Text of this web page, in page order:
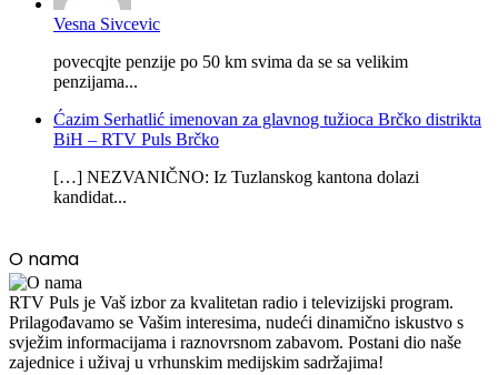
Vesna Sivcevic
povecqjte penzije po 50 km svima da se sa velikim
penzijama...
Ćazim Serhatlić imenovan za glavnog tužioca Brčko distrikta
BiH – RTV Puls Brčko
[…] NEZVANIČNO: Iz Tuzlanskog kantona dolazi
kandidat...
O nama
RTV Puls je Vaš izbor za kvalitetan radio i televizijski program.
Prilagođavamo se Vašim interesima, nudeći dinamično iskustvo s
svježim informacijama i raznovrsnom zabavom. Postani dio naše
zajednice i uživaj u vrhunskim medijskim sadržajima!